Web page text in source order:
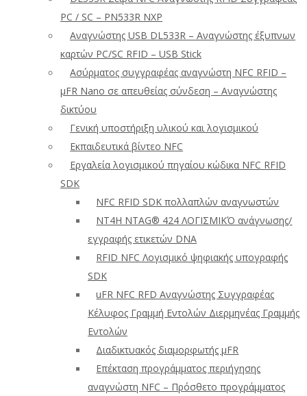
PC / SC – PN533R NXP
Αναγνώστης USB DL533R – Αναγνώστης έξυπνων
καρτών PC/SC RFID – USB Stick
Ασύρματος συγγραφέας αναγνώστη NFC RFID –
μFR Nano σε απευθείας σύνδεση – Αναγνώστης
δικτύου
Γενική υποστήριξη υλικού και λογισμικού
Εκπαιδευτικά βίντεο NFC
Εργαλεία λογισμικού πηγαίου κώδικα NFC RFID
SDK
NFC RFID SDK πολλαπλών αναγνωστών
NT4H NTAG® 424 ΛΟΓΙΣΜΙΚΌ ανάγνωσης/
εγγραφής ετικετών DNA
RFID NFC Λογισμικό ψηφιακής υπογραφής
SDK
uFR NFC RFD Αναγνώστης Συγγραφέας
Κέλυφος Γραμμή Εντολών Διερμηνέας Γραμμής
Εντολών
Διαδικτυακός διαμορφωτής μFR
Επέκταση προγράμματος περιήγησης
αναγνώστη NFC – Πρόσθετο προγράμματος